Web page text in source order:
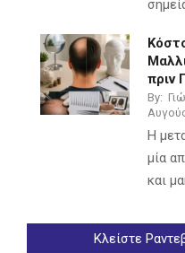
πριν
By:
Η
μία
και
Κλείστε